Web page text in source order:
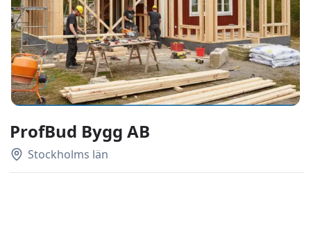
ProfBud Bygg AB
Stockholms län